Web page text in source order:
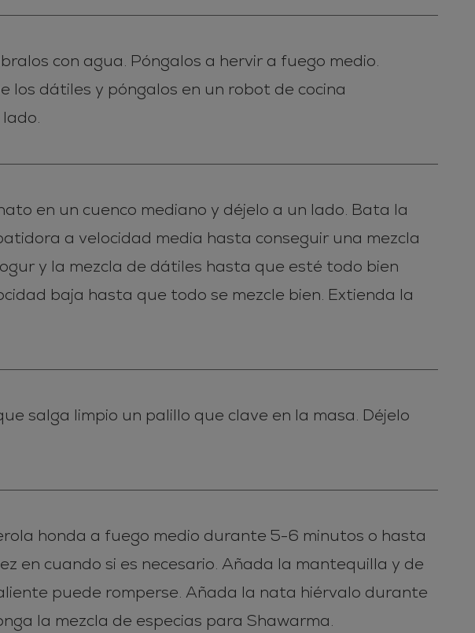
con agua. Póngalos a hervir a fuego medio.
dátiles y póngalos en un robot de cocina
en un cuenco mediano y déjelo a un lado. Bata la
a velocidad media hasta conseguir una mezcla
y la mezcla de dátiles hasta que esté todo bien
baja hasta que todo se mezcle bien. Extienda la
salga limpio un palillo que clave en la masa. Déjelo
honda a fuego medio durante 5-6 minutos o hasta
en cuando si es necesario. Añada la mantequilla y de
puede romperse. Añada la nata hiérvalo durante
la mezcla de especias para Shawarma.